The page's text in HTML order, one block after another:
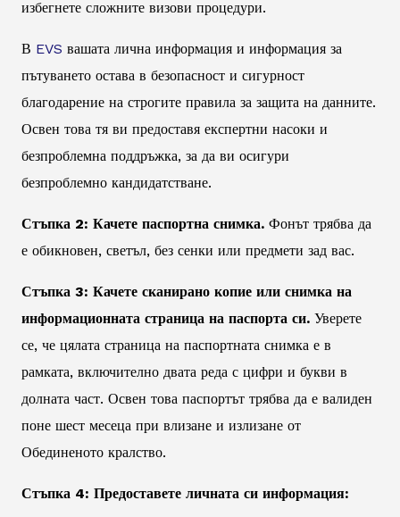
избегнете сложните визови процедури.
В EVS вашата лична информация и информация за
пътуването остава в безопасност и сигурност
благодарение на строгите правила за защита на данните.
Освен това тя ви предоставя експертни насоки и
безпроблемна поддръжка, за да ви осигури
безпроблемно кандидатстване.
Стъпка 2: Качете паспортна снимка. Фонът трябва да
е обикновен, светъл, без сенки или предмети зад вас.
Стъпка 3: Качете сканирано копие или снимка на
информационната страница на паспорта си. Уверете
се, че цялата страница на паспортната снимка е в
рамката, включително двата реда с цифри и букви в
долната част. Освен това паспортът трябва да е валиден
поне шест месеца при влизане и излизане от
Обединеното кралство.
Стъпка 4: Предоставете личната си информация: